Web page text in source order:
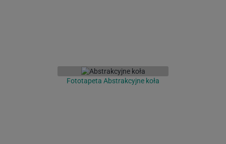
Fototapeta Abstrakcyjne koła